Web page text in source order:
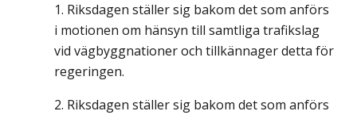
Riksdagen ställer sig bakom det som anförs
i motionen om hänsyn till samtliga trafikslag
vid vägbyggnationer och tillkännager detta för
regeringen.
Riksdagen ställer sig bakom det som anförs